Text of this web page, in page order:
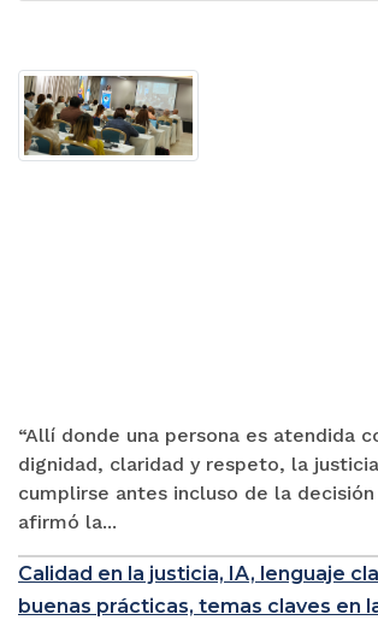
“Allí donde una persona es atendida
dignidad, claridad y respeto, la
cumplirse antes incluso de la decisión
afirmó la...
Calidad en la justicia, IA, lenguaje
buenas prácticas, temas claves en